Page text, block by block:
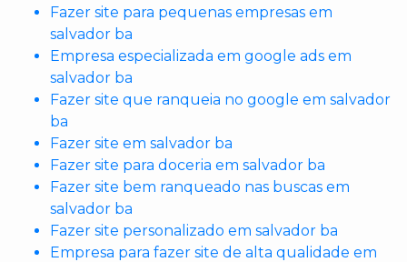
Fazer site para pequenas empresas em
salvador ba
Empresa especializada em google ads em
salvador ba
Fazer site que ranqueia no google em salvador
ba
Fazer site em salvador ba
Fazer site para doceria em salvador ba
Fazer site bem ranqueado nas buscas em
salvador ba
Fazer site personalizado em salvador ba
Empresa para fazer site de alta qualidade em